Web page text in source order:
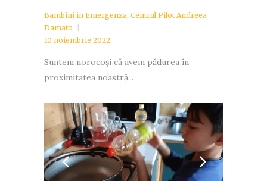
Bambini in Emergenza, Centrul Pilot Andreea
Damato
10 noiembrie 2022
Suntem norocoși că avem pădurea în
proximitatea noastră...